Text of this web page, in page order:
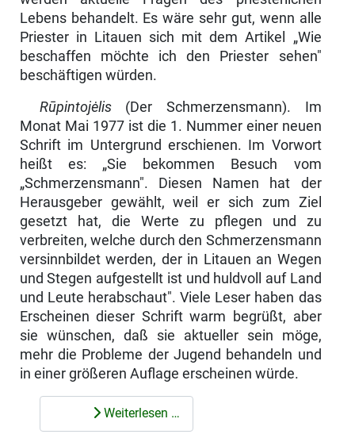
Lebens behan­delt. Es wäre sehr gut, wenn alle
Priester in Litauen sich mit dem Artikel „Wie
beschaffen möchte ich den Priester sehen"
beschäftigen würden.
Rūpintojėlis (Der Schmerzensmann). Im
Monat Mai 1977 ist die 1. Nummer einer neuen
Schrift im Untergrund erschienen. Im Vorwort
heißt es: „Sie be­kommen Besuch vom
„Schmerzensmann". Diesen Namen hat der
Herausge­ber gewählt, weil er sich zum Ziel
gesetzt hat, die Werte zu pflegen und zu
verbreiten, welche durch den Schmerzensmann
versinnbildet werden, der in Litauen an Wegen
und Stegen aufgestellt ist und huldvoll auf Land
und Leute herabschaut". Viele Leser haben das
Erscheinen dieser Schrift warm begrüßt, aber
sie wünschen, daß sie aktueller sein möge,
mehr die Probleme der Ju­gend behandeln und
in einer größeren Auflage erscheinen würde.
Weiterlesen …